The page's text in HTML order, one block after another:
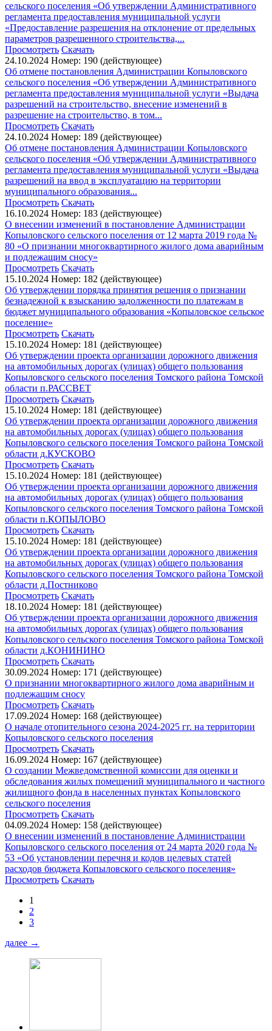
сельского поселения «Об утверждении Административного
регламента предоставления муниципальной услуги
«Предоставление разрешения на отклонение от предельных
параметров разрешенного строительства,...
Просмотреть Скачать
24.10.2024 Номер: 190 (действующее)
Об отмене постановления Администрации Копыловского
сельского поселения «Об утверждении Административного
регламента предоставления муниципальной услуги «Выдача
разрешений на строительство, внесение изменений в
разрешение на строительство, в том...
Просмотреть Скачать
24.10.2024 Номер: 189 (действующее)
Об отмене постановления Администрации Копыловского
сельского поселения «Об утверждении Административного
регламента предоставления муниципальной услуги «Выдача
разрешений на ввод в эксплуатацию на территории
муниципального образования...
Просмотреть Скачать
16.10.2024 Номер: 183 (действующее)
О внесении изменений в постановление Администрации
Копыловского сельского поселения от 12 марта 2019 года №
80 «О признании многоквартирного жилого дома аварийным
и подлежащим сносу»
Просмотреть Скачать
15.10.2024 Номер: 182 (действующее)
Об утверждении порядка принятия решения о признании
безнадежной к взысканию задолженности по платежам в
бюджет муниципального образования «Копыловское сельское
поселение»
Просмотреть Скачать
15.10.2024 Номер: 181 (действующее)
Об утверждении проекта организации дорожного движения
на автомобильных дорогах (улицах) общего пользования
Копыловского сельского поселения Томского района Томской
области п.РАССВЕТ
Просмотреть Скачать
15.10.2024 Номер: 181 (действующее)
Об утверждении проекта организации дорожного движения
на автомобильных дорогах (улицах) общего пользования
Копыловского сельского поселения Томского района Томской
области д.КУСКОВО
Просмотреть Скачать
15.10.2024 Номер: 181 (действующее)
Об утверждении проекта организации дорожного движения
на автомобильных дорогах (улицах) общего пользования
Копыловского сельского поселения Томского района Томской
области п.КОПЫЛОВО
Просмотреть Скачать
15.10.2024 Номер: 181 (действующее)
Об утверждении проекта организации дорожного движения
на автомобильных дорогах (улицах) общего пользования
Копыловского сельского поселения Томского района Томской
области д.Постниково
Просмотреть Скачать
18.10.2024 Номер: 181 (действующее)
Об утверждении проекта организации дорожного движения
на автомобильных дорогах (улицах) общего пользования
Копыловского сельского поселения Томского района Томской
области д.КОНИНИНО
Просмотреть Скачать
30.09.2024 Номер: 171 (действующее)
О признании многоквартирного жилого дома аварийным и
подлежащим сносу
Просмотреть Скачать
17.09.2024 Номер: 168 (действующее)
О начале отопительного сезона 2024-2025 гг. на территории
Копыловского сельского поселения
Просмотреть Скачать
16.09.2024 Номер: 167 (действующее)
О создании Межведомственной комиссии для оценки и
обследования жилых помещений муниципального и частного
жилищного фонда в населенных пунктах Копыловского
сельского поселения
Просмотреть Скачать
04.09.2024 Номер: 158 (действующее)
О внесении изменений в постановление Администрации
Копыловского сельского поселения от 24 марта 2020 года №
53 «Об установлении перечня и кодов целевых статей
расходов бюджета Копыловского сельского поселения»
Просмотреть Скачать
1
2
3
далее →